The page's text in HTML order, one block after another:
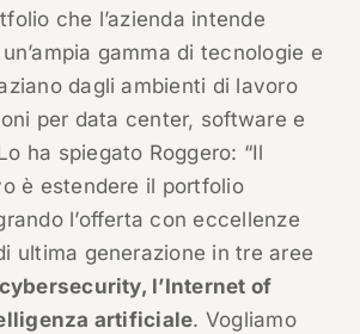
che l’azienda intende
gamma di tecnologie e
dagli ambienti di lavoro
per data center, software e
ha spiegato Roggero: “Il
è estendere il portfolio
l’offerta con eccellenze
ultima generazione in tre aree
l’Internet of
artificiale. Vogliamo